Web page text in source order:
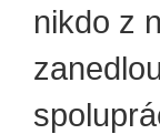
nikdo z